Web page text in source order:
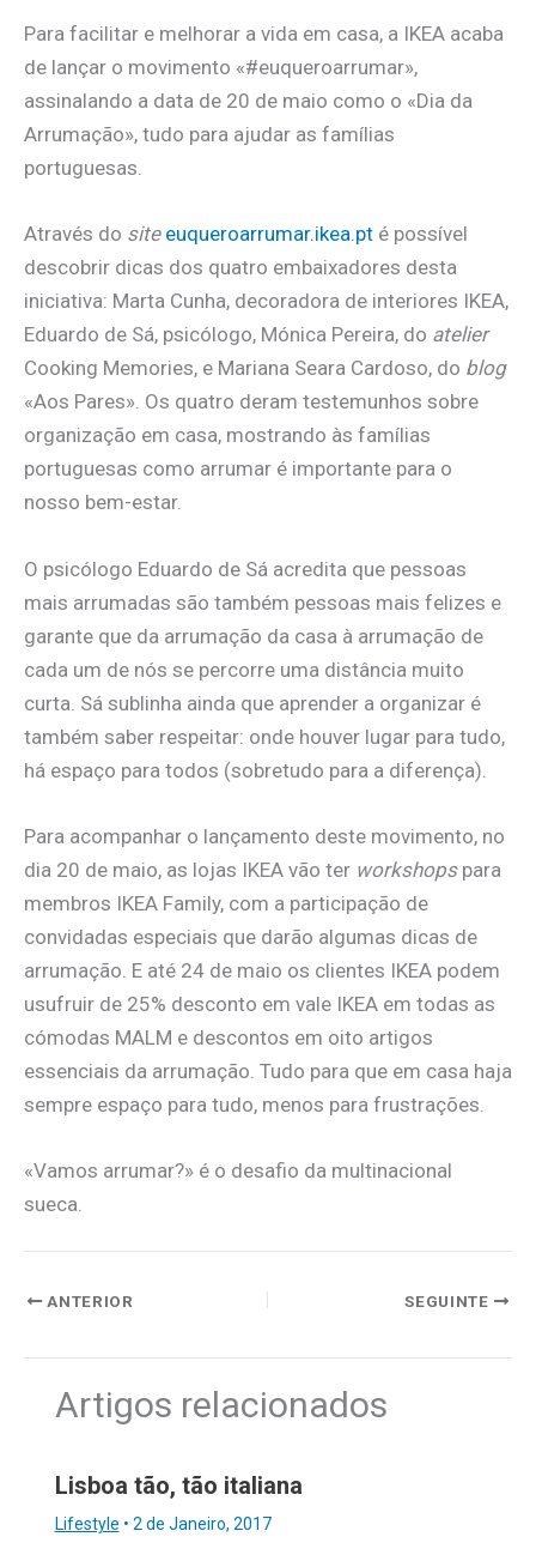
Para facilitar e melhorar a vida em casa, a IKEA acaba
de lançar o movimento «#euqueroarrumar»,
assinalando a data de 20 de maio como o «Dia da
Arrumação», tudo para ajudar as famílias
portuguesas.
Através do site euqueroarrumar.ikea.pt é possível
descobrir dicas dos quatro embaixadores desta
iniciativa: Marta Cunha, decoradora de interiores IKEA,
Eduardo de Sá, psicólogo, Mónica Pereira, do atelier
Cooking Memories, e Mariana Seara Cardoso, do blog
«Aos Pares». Os quatro deram testemunhos sobre
organização em casa, mostrando às famílias
portuguesas como arrumar é importante para o
nosso bem-estar.
O psicólogo Eduardo de Sá acredita que pessoas
mais arrumadas são também pessoas mais felizes e
garante que da arrumação da casa à arrumação de
cada um de nós se percorre uma distância muito
curta. Sá sublinha ainda que aprender a organizar é
também saber respeitar: onde houver lugar para tudo,
há espaço para todos (sobretudo para a diferença).
Para acompanhar o lançamento deste movimento, no
dia 20 de maio, as lojas IKEA vão ter workshopspara
membros IKEA Family, com a participação de
convidadas especiais que darão algumas dicas de
arrumação. E até 24 de maio os clientes IKEA podem
usufruir de 25% desconto em vale IKEA em todas as
cómodas MALM e descontos em oito artigos
essenciais da arrumação. Tudo para que em casa haja
sempre espaço para tudo, menos para frustrações.
«Vamos arrumar?» é o desafio da multinacional
sueca.
ANTERIOR SEGUINTE
Artigos relacionados
Lisboa tão, tão italiana
Lifestyle • 2 de Janeiro, 2017